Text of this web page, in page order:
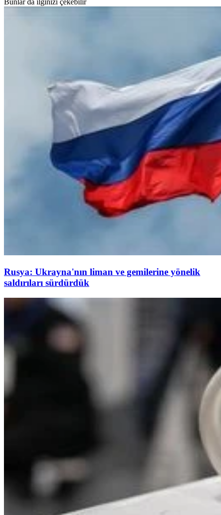
Bunlar da ilginizi çekebilir
Rusya: Ukrayna'nın liman ve gemilerine yönelik
saldırıları sürdürdük